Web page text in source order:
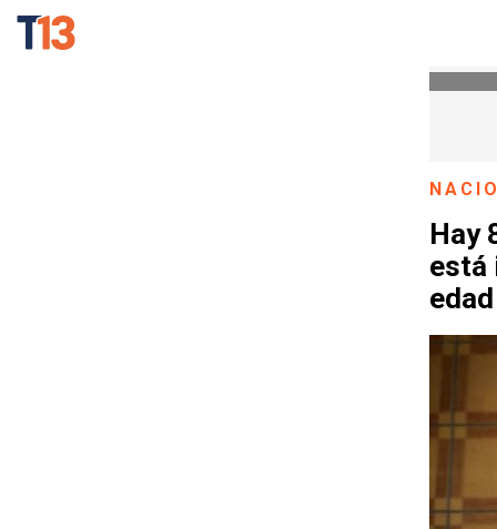
Hay
está
edad